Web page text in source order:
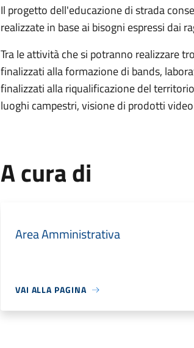
Il progetto dell'educazione di strada
realizzate in base ai bisogni espressi dai
Tra le attività che si potranno realizzare
finalizzati alla formazione di bands,
finalizzati alla riqualificazione del
luoghi campestri, visione di prodotti
A cura di
Area Amministrativa
VAI ALLA PAGINA